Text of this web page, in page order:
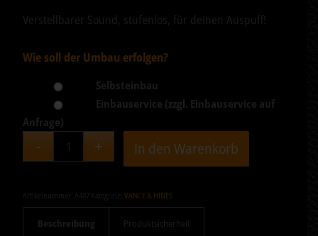
Verstellbarer Sound, stufenlos, für deinen Auspuff!
Wie soll der Umbau erfolgen?
Selbsteinbau
Einbauservice (zzgl. Einbauservice auf
Anfrage)
In den Warenkorb
Artikelnummer: A487 Kategorie:VANCE & HINES
Beschreibung Produktsicherheit